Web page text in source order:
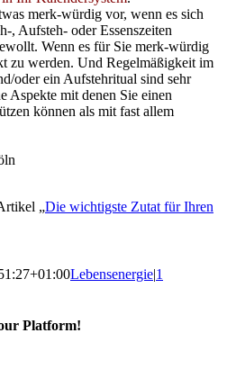
merk-würdig vor, wenn es sich
, Aufsteh- oder Essenszeiten
Wenn es für Sie merk-würdig
zu werden. Und Regelmäßigkeit im
oder ein Aufstehritual sind sehr
Aspekte mit denen Sie einen
können als mit fast allem
„Die wichtigste Zutat für Ihren
Lebensenergie|1
Platform!